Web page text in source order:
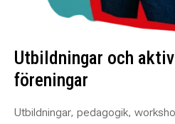
Utbildningar och
föreningar
Utbildningar, pedagogik,